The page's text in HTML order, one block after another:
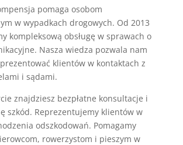
pomaga osobom
w wypadkach drogowych. Od 2013
kompleksową obsługę w sprawach o
Nasza wiedza pozwala nam
klientów w kontaktach z
i sądami.
znajdziesz bezpłatne konsultacje i
szkód. Reprezentujemy klientów w
odszkodowań. Pomagamy
rowerzystom i pieszym w